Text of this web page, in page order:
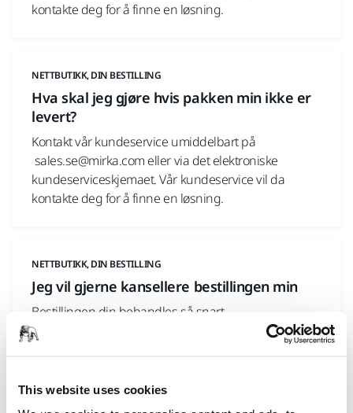
This website uses cookies
kontakte deg for å finne en løsning.
NETTBUTIKK, DIN BESTILLING
Hva skal jeg gjøre hvis pakken min ikke er
levert?
Kontakt vår kundeservice umiddelbart på
sales.se@mirka.com eller via det elektroniske
kundeserviceskjemaet. Vår kundeservice vil da
kontakte deg for å finne en løsning.
NETTBUTIKK, DIN BESTILLING
Jeg vil gjerne kansellere bestillingen min
Bestillingen din behandles så snart
netttransaksjonen er fullført. Du kan ikke endre eller
kansellere bestillingen din på Mirka nettbutikk. Men
mottatt bestillingen din, har du 14 dager på deg til å
returnere hele eller deler av den ved å kontakte v